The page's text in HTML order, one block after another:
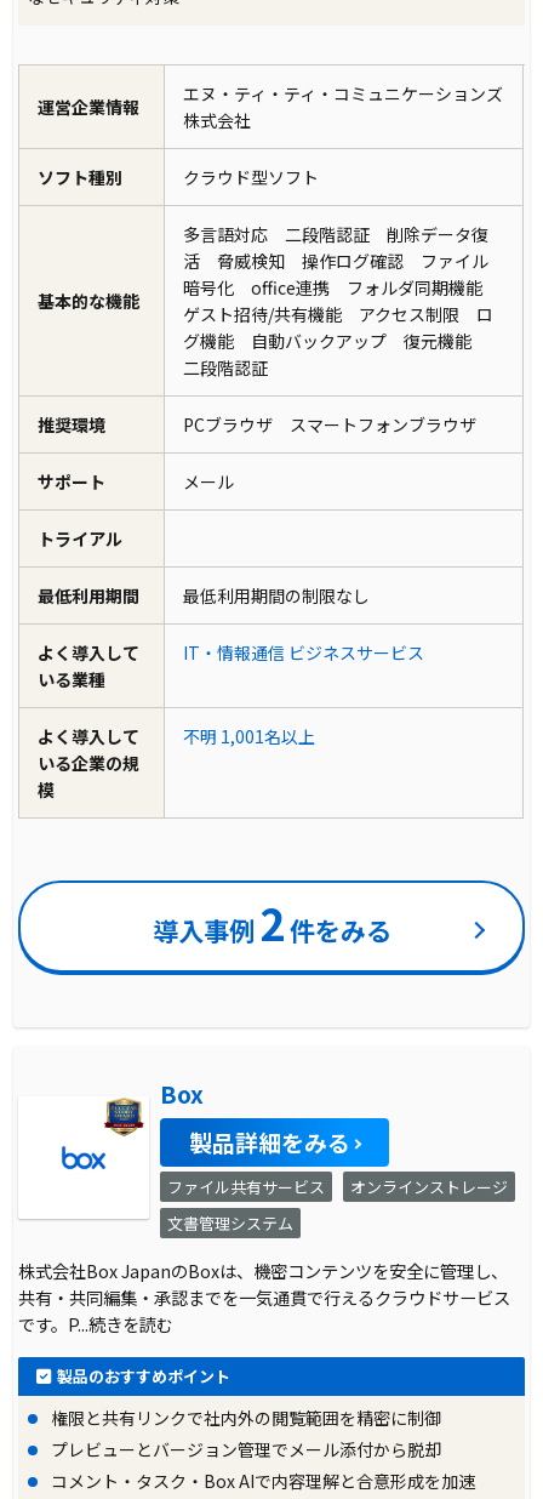
運営企業情報
エヌ・ティ・ティ・コミュニケーションズ
株式会社
ソフト種別 クラウド型ソフト
基本的な機能
多言語対応 二段階認証 削除データ復
活 脅威検知 操作ログ確認 ファイル
暗号化 office連携 フォルダ同期機能
ゲスト招待/共有機能 アクセス制限 ロ
グ機能 自動バックアップ 復元機能
二段階認証
推奨環境 PCブラウザ スマートフォンブラウザ
サポート メール
トライアル
最低利用期間 最低利用期間の制限なし
よく導入して
いる業種
IT・情報通信 ビジネスサービス
よく導入して
いる企業の規
模
不明 1,001名以上
導入事例 2件をみる
Box
製品詳細をみる
ファイル共有サービス
オンラインストレージ
文書管理システム
株式会社Box JapanのBoxは、機密コンテンツを安全に管理し、
共有・共同編集・承認までを一気通貫で行えるクラウドサービス
です。P...続きを読む
製品のおすすめポイント
権限と共有リンクで社内外の閲覧範囲を精密に制御
プレビューとバージョン管理でメール添付から脱却
コメント・タスク・Box AIで内容理解と合意形成を加速